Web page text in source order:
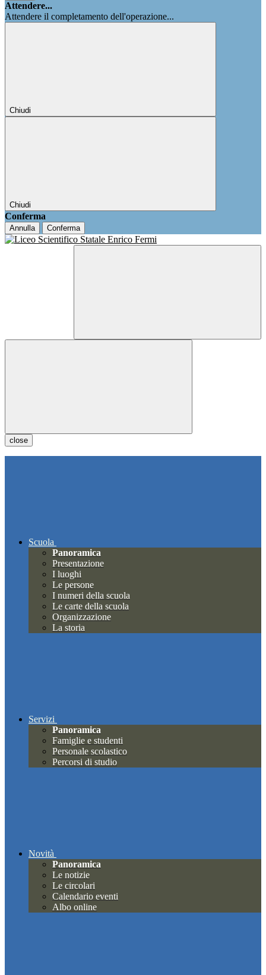
Attendere...
Attendere il completamento dell'operazione...
Chiudi
Chiudi
Conferma
Annulla Conferma
close
Scuola
Panoramica
Presentazione
I luoghi
Le persone
I numeri della scuola
Le carte della scuola
Organizzazione
La storia
Servizi
Panoramica
Famiglie e studenti
Personale scolastico
Percorsi di studio
Novità
Panoramica
Le notizie
Le circolari
Calendario eventi
Albo online